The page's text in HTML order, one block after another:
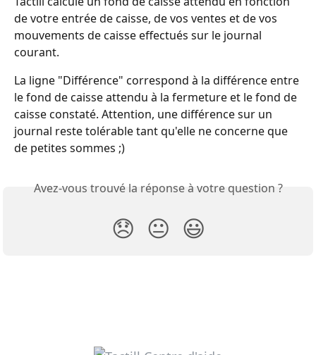
de votre entrée de caisse, de vos ventes et de vos
mouvements de caisse effectués sur le journal
courant.
La ligne "Différence" correspond à la différence entre
le fond de caisse attendu à la fermeture et le fond de
caisse constaté. Attention, une différence sur un
journal reste tolérable tant qu'elle ne concerne que
de petites sommes ;)
Avez-vous trouvé la réponse à votre question ?
😞 😐 😃